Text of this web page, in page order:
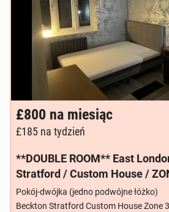
£800 na miesiąc
£185 na tydzień
**DOUBLE ROOM** East
Stratford / Custom House /
Pokój-dwójka (jedno podwójne łóżko)
Beckton Stratford Custom House Zone